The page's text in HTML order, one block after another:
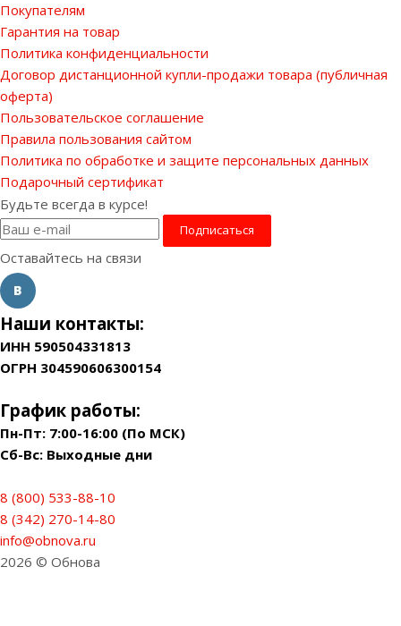
Покупателям
Гарантия на товар
Политика конфиденциальности
Договор дистанционной купли-продажи товара (публичная
оферта)
Пользовательское соглашение
Правила пользования сайтом
Политика по обработке и защите персональных данных
Подарочный сертификат
Будьте всегда в курсе!
Оставайтесь на связи
Наши контакты:
ИНН 590504331813
ОГРН 304590606300154
График работы:
Пн-Пт: 7:00-16:00 (По МСК)
Сб-Вс: Выходные дни
8 (800) 533-88-10
8 (342) 270-14-80
info@obnova.ru
2026 © Обнова